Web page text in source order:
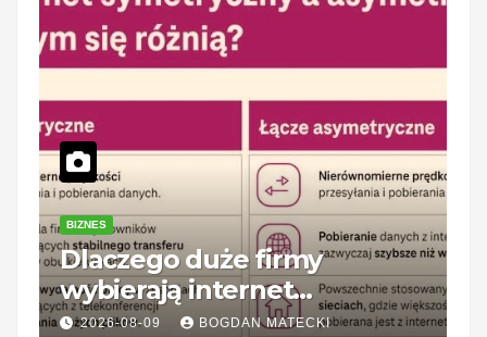
BIZNES
Dlaczego duże firmy
wybierają internet
symetryczny? Korzyści dla
2026-08-09 BOGDAN MATECKI